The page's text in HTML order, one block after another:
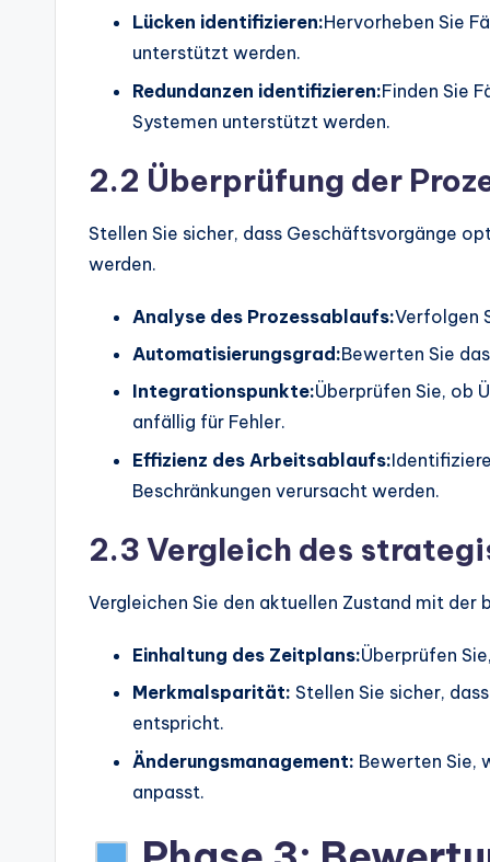
Lücken identifizieren:Hervorheben Sie
unterstützt werden.
Redundanzen identifizieren:Finden Sie
Systemen unterstützt werden.
2.2 Überprüfung der
Stellen Sie sicher, dass Geschäftsvorgänge
werden.
Analyse des Prozessablaufs:Verfolgen
Automatisierungsgrad:Bewerten Sie
Integrationspunkte:Überprüfen Sie, ob
anfällig für Fehler.
Effizienz des Arbeitsablaufs:
Beschränkungen verursacht werden.
2.3 Vergleich des
Vergleichen Sie den aktuellen Zustand mit
Einhaltung des Zeitplans:Überprüfen
Merkmalsparität: Stellen Sie sicher,
entspricht.
Änderungsmanagement: Bewerten Sie,
anpasst.